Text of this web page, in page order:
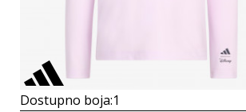
Dostupno boja:1